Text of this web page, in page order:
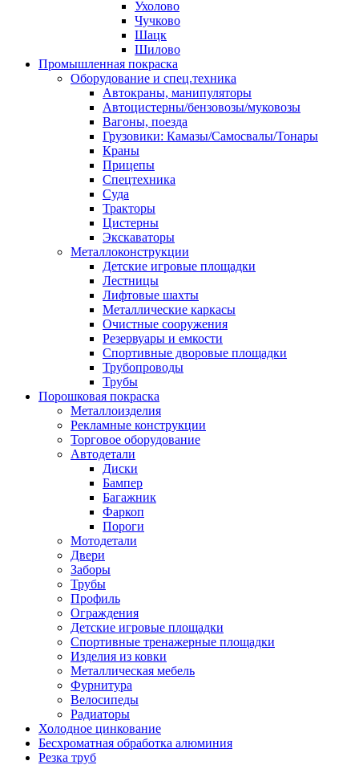
Ухолово
Чучково
Шацк
Шилово
Промышленная покраска
Оборудование и спец.техника
Автокраны, манипуляторы
Автоцистерны/бензовозы/муковозы
Вагоны, поезда
Грузовики: Камазы/Самосвалы/Тонары
Краны
Прицепы
Спецтехника
Суда
Тракторы
Цистерны
Экскаваторы
Металлоконструкции
Детские игровые площадки
Лестницы
Лифтовые шахты
Металлические каркасы
Очистные сооружения
Резервуары и емкости
Спортивные дворовые площадки
Трубопроводы
Трубы
Порошковая покраска
Металлоизделия
Рекламные конструкции
Торговое оборудование
Автодетали
Диски
Бампер
Багажник
Фаркоп
Пороги
Мотодетали
Двери
Заборы
Трубы
Профиль
Ограждения
Детские игровые площадки
Спортивные тренажерные площадки
Изделия из ковки
Металлическая мебель
Фурнитура
Велосипеды
Радиаторы
Холодное цинкование
Бесхроматная обработка алюминия
Резка труб